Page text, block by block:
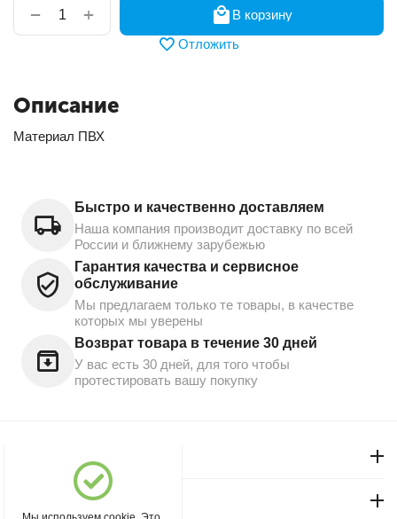
+
−
В корзину
Отложить
Описание
Материал ПВХ
Быстро и качественно доставляем
Наша компания производит доставку по всей
России и ближнему зарубежью
Гарантия качества и сервисное
обслуживание
Мы предлагаем только те товары, в качестве
которых мы уверены
Возврат товара в течение 30 дней
У вас есть 30 дней, для того чтобы
протестировать вашу покупку
Магазин "Северный"